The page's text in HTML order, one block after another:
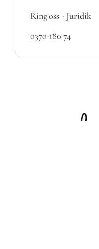
Ring oss - Juridik
0370-180 74